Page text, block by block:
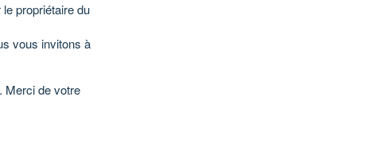
propriétaire du
vous invitons à
Merci de votre